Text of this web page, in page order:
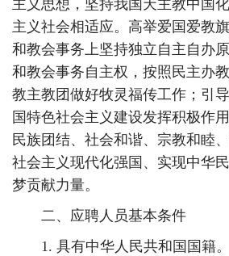
主义思想，坚持我国天主教中国
主义社会相适应。高举爱国爱教
和教会事务上坚持独立自主自办
和教会事务自主权，按照民主办
教主教团做好牧灵福传工作；引
国特色社会主义建设发挥积极作
民族团结、社会和谐、宗教和睦
社会主义现代化强国、实现中华
梦贡献力量。
二、应聘人员基本条件
1. 具有中华人民共和国国籍。